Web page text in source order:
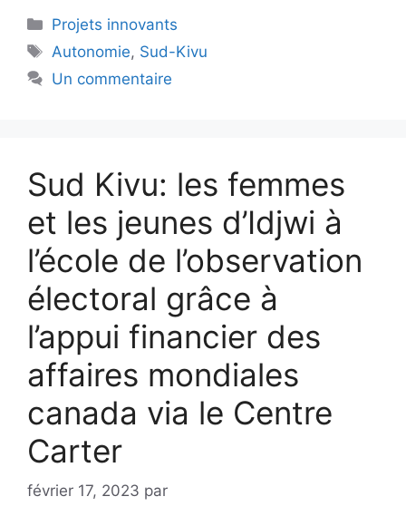
Projets innovants
Autonomie, Sud-Kivu
Un commentaire
Sud Kivu: les femmes
et les jeunes d’Idjwi à
l’école de l’observation
électoral grâce à
l’appui financier des
affaires mondiales
canada via le Centre
Carter
février 17, 2023 par